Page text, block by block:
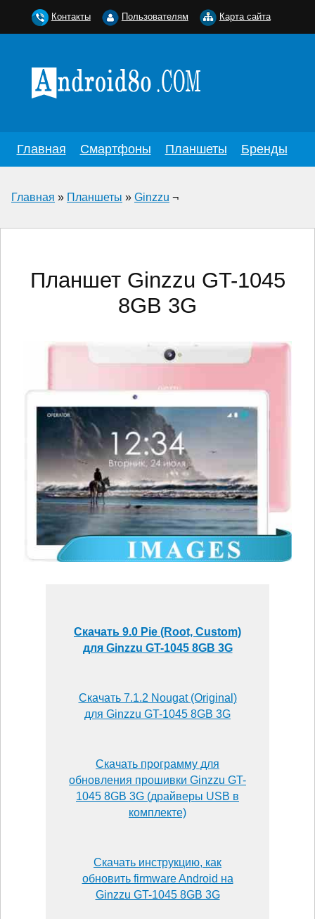
Главная Смартфоны Планшеты Бренды
Главная » Планшеты » Ginzzu ¬
Планшет Ginzzu GT-1045
8GB 3G
Скачать 9.0 Pie (Root, Custom)
для Ginzzu GT-1045 8GB 3G
Скачать 7.1.2 Nougat (Original)
для Ginzzu GT-1045 8GB 3G
Скачать программу для
обновления прошивки Ginzzu GT-
1045 8GB 3G (драйверы USB в
комплекте)
Скачать инструкцию, как
обновить firmware Android на
Ginzzu GT-1045 8GB 3G
Контакты Пользователям Карта сайта